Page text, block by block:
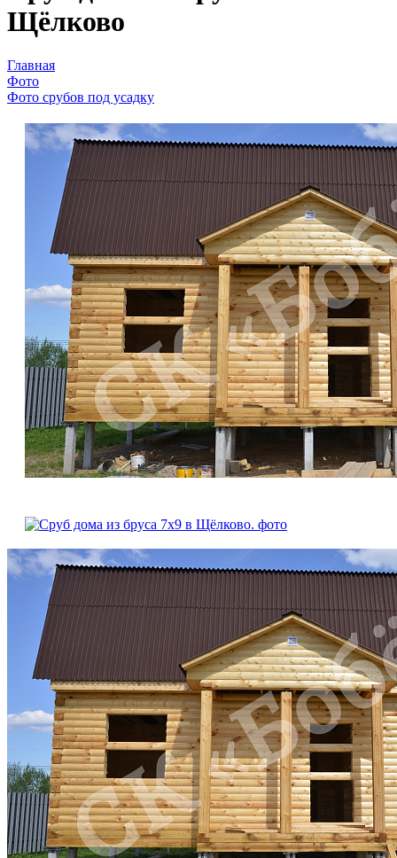
Щёлково
Главная
Фото
Фото срубов под усадку